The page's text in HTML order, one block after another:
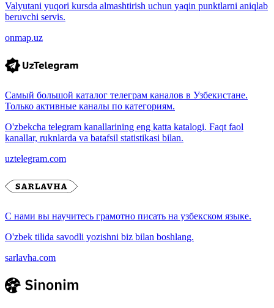
Valyutani yuqori kursda almashtirish uchun yaqin punktlarni aniqlab
beruvchi servis.
onmap.uz
Самый большой каталог телеграм каналов в Узбекистане.
Только активные каналы по категориям.
O'zbekcha telegram kanallarining eng katta katalogi. Faqt faol
kanallar, ruknlarda va batafsil statistikasi bilan.
uztelegram.com
С нами вы научитесь грамотно писать на узбекском языке.
O'zbek tilida savodli yozishni biz bilan boshlang.
sarlavha.com